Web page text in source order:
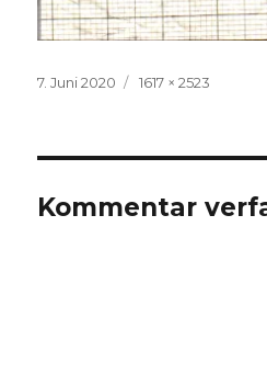
Veröffentlicht
7. Juni 2020
Volle
1617 × 2523
Kommentar